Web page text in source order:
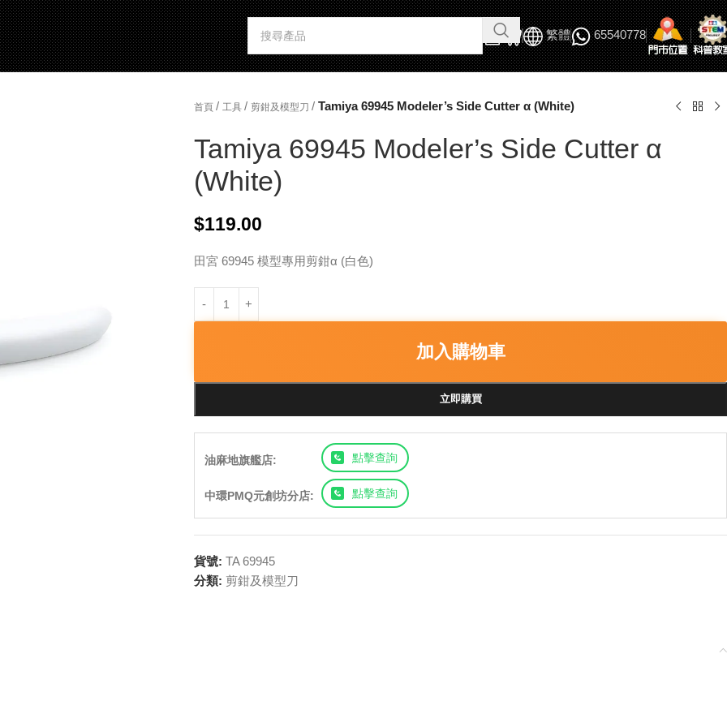
繁體 65540778
首頁 / 工具 / 剪鉗及模型刀 / Tamiya 69945 Modeler’s Side Cutter α (White)
Tamiya 69945 Modeler’s Side Cutter α
(White)
$119.00
田宮 69945 模型專用剪鉗α (白色)
加入購物車
立即購買
油麻地旗艦店: 點擊查詢
中環PMQ元創坊分店: 點擊查詢
貨號: TA 69945
分類: 剪鉗及模型刀